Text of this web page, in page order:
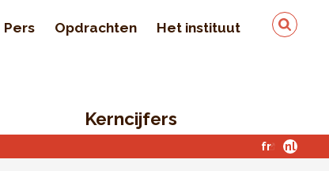
Pers Opdrachten Het instituut
Kwaliteit en veiligheid
Kerncijfers
fr nl